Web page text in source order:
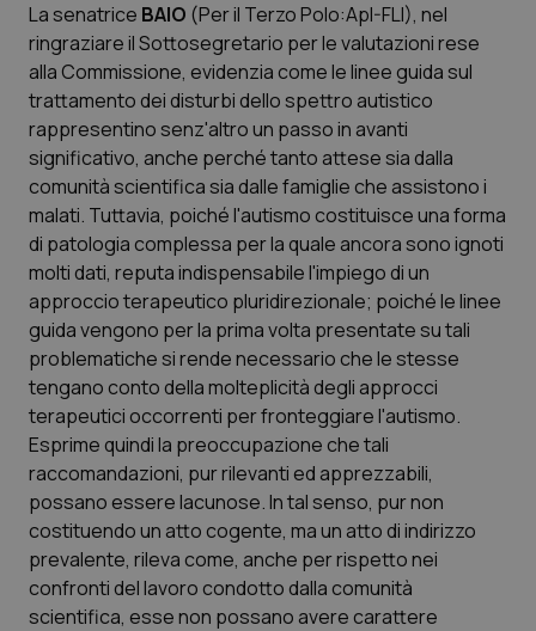
La senatrice BAIO (Per il Terzo Polo:ApI-FLI), nel
ringraziare il Sottosegretario per le valutazioni rese
alla Commissione, evidenzia come le linee guida sul
trattamento dei disturbi dello spettro autistico
rappresentino senz'altro un passo in avanti
significativo, anche perché tanto attese sia dalla
comunità scientifica sia dalle famiglie che assistono i
malati. Tuttavia, poiché l'autismo costituisce una forma
di patologia complessa per la quale ancora sono ignoti
molti dati, reputa indispensabile l'impiego di un
approccio terapeutico pluridirezionale; poiché le linee
guida vengono per la prima volta presentate su tali
problematiche si rende necessario che le stesse
tengano conto della molteplicità degli approcci
terapeutici occorrenti per fronteggiare l'autismo.
Esprime quindi la preoccupazione che tali
raccomandazioni, pur rilevanti ed apprezzabili,
possano essere lacunose. In tal senso, pur non
costituendo un atto cogente, ma un atto di indirizzo
prevalente, rileva come, anche per rispetto nei
confronti del lavoro condotto dalla comunità
scientifica, esse non possano avere carattere